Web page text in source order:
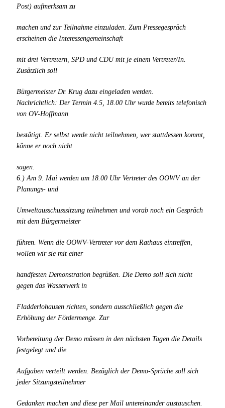
Post) aufmerksam zu
machen und zur Teilnahme einzuladen. Zum Pressegespräch
erscheinen die Interessengemeinschaft
mit drei Vertretern, SPD und CDU mit je einem Vertreter/In.
Zusätzlich soll
Bürgermeister Dr. Krug dazu eingeladen werden.
Nachrichtlich: Der Termin 4.5, 18.00 Uhr wurde bereits telefonisch
von OV-Hoffmann
bestätigt. Er selbst werde nicht teilnehmen, wer stattdessen kommt,
könne er noch nicht
sagen.
6.) Am 9. Mai werden um 18.00 Uhr Vertreter des OOWV an der
Planungs- und
Umweltausschusssitzung teilnehmen und vorab noch ein Gespräch
mit dem Bürgermeister
führen. Wenn die OOWV-Vertreter vor dem Rathaus eintreffen,
wollen wir sie mit einer
handfesten Demonstration begrüßen. Die Demo soll sich nicht
gegen das Wasserwerk in
Fladderlohausen richten, sondern ausschließlich gegen die
Erhöhung der Fördermenge. Zur
Vorbereitung der Demo müssen in den nächsten Tagen die Details
festgelegt und die
Aufgaben verteilt werden. Bezüglich der Demo-Sprüche soll sich
jeder Sitzungsteilnehmer
Gedanken machen und diese per Mail untereinander austauschen.